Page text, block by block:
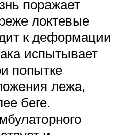
поражает
локтевые
к деформации
испытывает
попытке
лежа,
беге.